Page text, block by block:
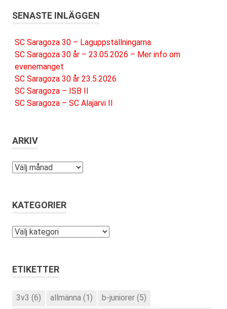
SENASTE INLÄGGEN
SC Saragoza 30 – Laguppställningarna
SC Saragoza 30 år – 23.05.2026 – Mer info om
evenemanget
SC Saragoza 30 år 23.5.2026
SC Saragoza – ISB II
SC Saragoza – SC Alajärvi II
ARKIV
Arkiv
KATEGORIER
Kategorier
ETIKETTER
3v3 (6) allmänna (1) b-juniorer (5)